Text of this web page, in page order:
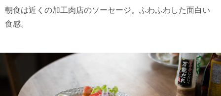
朝食は近くの加工肉店のソーセージ。ふわふわした面白い
食感。